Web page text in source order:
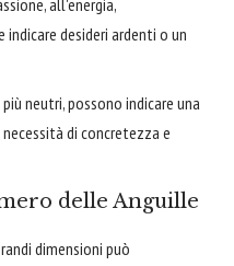
desideri ardenti o un
neutri, possono indicare una
di concretezza e
delle Anguille
dimensioni può